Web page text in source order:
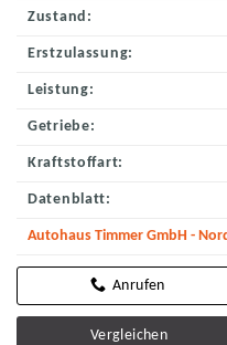
Zustand:
Erstzulassung:
Leistung:
Getriebe:
Kraftstoffart:
Datenblatt:
Autohaus Timmer GmbH -
Vergleichen